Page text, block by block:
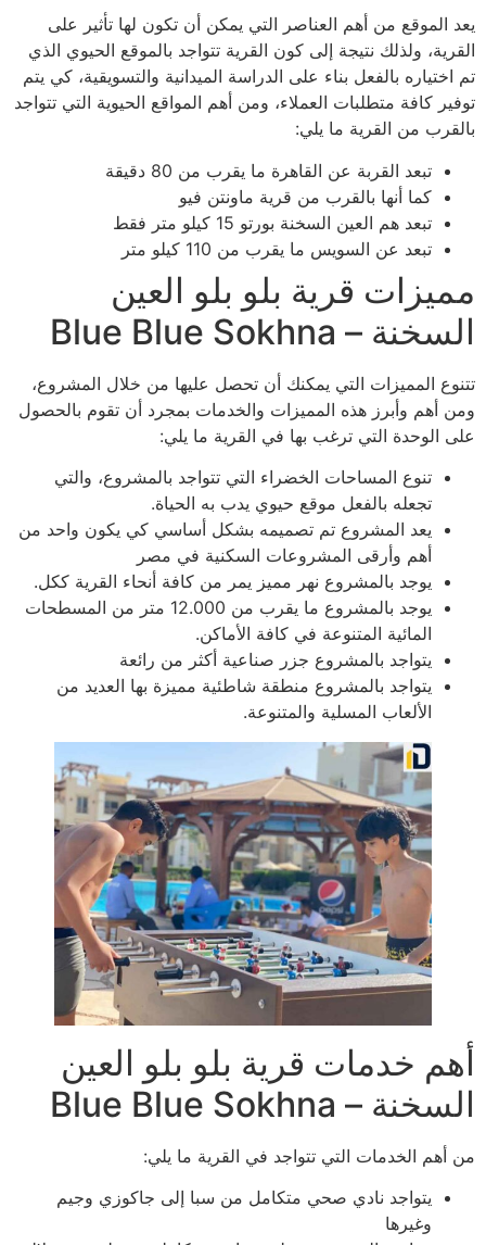
يعد الموقع من أهم العناصر التي يمكن أن تكون لها تأثير على
القرية، ولذلك نتيجة إلى كون القرية تتواجد بالموقع الحيوي الذي
تم اختياره بالفعل بناء على الدراسة الميدانية والتسويقية، كي يتم
توفير كافة متطلبات العملاء، ومن أهم المواقع الحيوية التي تتواجد
بالقرب من القرية ما يلي:
تبعد القربة عن القاهرة ما يقرب من 80 دقيقة
كما أنها بالقرب من قرية ماونتن فيو
تبعد هم العين السخنة بورتو 15 كيلو متر فقط
تبعد عن السويس ما يقرب من 110 كيلو متر
مميزات قرية بلو بلو العين
السخنة – Blue Blue Sokhna
تتنوع المميزات التي يمكنك أن تحصل عليها من خلال المشروع،
ومن أهم وأبرز هذه المميزات والخدمات بمجرد أن تقوم بالحصول
على الوحدة التي ترغب بها في القرية ما يلي:
تنوع المساحات الخضراء التي تتواجد بالمشروع، والتي
تجعله بالفعل موقع حيوي يدب به الحياة.
يعد المشروع تم تصميمه بشكل أساسي كي يكون واحد من
أهم وأرقى المشروعات السكنية في مصر
يوجد بالمشروع نهر مميز يمر من كافة أنحاء القرية ككل.
يوجد بالمشروع ما يقرب من 12.000 متر من المسطحات
المائية المتنوعة في كافة الأماكن.
يتواجد بالمشروع جزر صناعية أكثر من رائعة
يتواجد بالمشروع منطقة شاطئية مميزة بها العديد من
الألعاب المسلية والمتنوعة.
أهم خدمات قرية بلو بلو العين
السخنة – Blue Blue Sokhna
من أهم الخدمات التي تتواجد في القرية ما يلي:
يتواجد نادي صحي متكامل من سبا إلى جاكوزي وجيم
وغيرها